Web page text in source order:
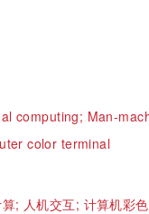
computing; Man-
color terminal
; 人机交互; 计算机彩